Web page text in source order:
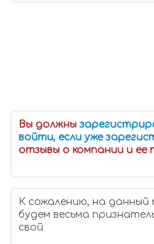
Вы должны
войти, если уже
отзывы о компании и ее
К сожалению, на
будем весьма
свой